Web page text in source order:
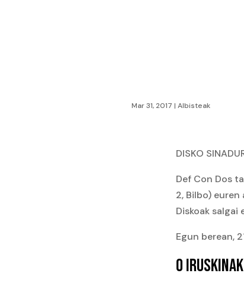
Mar 31, 2017 | Albisteak
DISKO
Def Con Dos
2, Bilbo)
Diskoak salgai
Egun berean,
0 IRUSKINAK